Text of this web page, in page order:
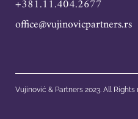
+381.11.404.2677
office@vujinovicpartners.rs
Vujinović & Partners 2023. All Rights